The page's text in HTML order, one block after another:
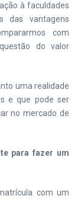
à faculdades
das vantagens
com
do valor
uma realidade
e que pode ser
no mercado de
para fazer um
com um